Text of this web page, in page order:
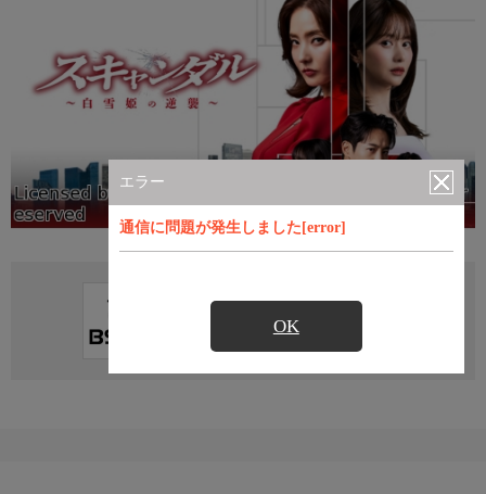
エラー
通信に問題が発生しました[error]
OK
直近の放送予定はありません